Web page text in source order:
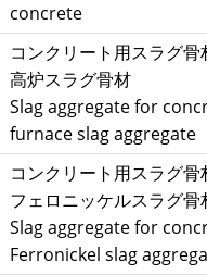
concrete
コンクリート用スラグ
高炉スラグ骨材
Slag aggregate for
furnace slag aggregate
コンクリート用スラグ
フェロニッケルスラグ骨
Slag aggregate for
Ferronickel slag